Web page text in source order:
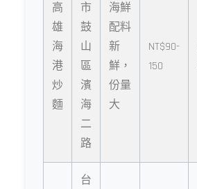
高
雄
海
港
炒
麵
市
鼓
山
區
濱
海
二
路
海鮮
配料
新
鮮，
份量
大
NT$90-
150
台